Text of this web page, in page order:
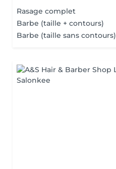
Rasage complet
Barbe (taille + contours)
Barbe (taille sans contours)